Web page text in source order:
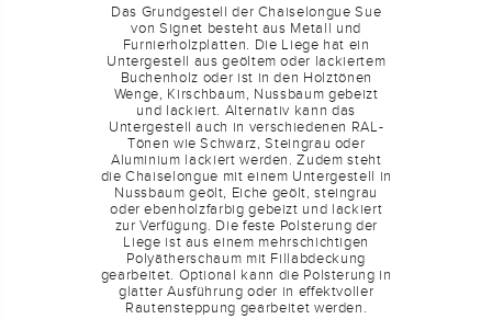
Das Grundgestell der Chaiselongue Sue
von Signet besteht aus Metall und
Furnierholzplatten. Die Liege hat ein
Untergestell aus geöltem oder lackiertem
Buchenholz oder ist in den Holztönen
Wenge, Kirschbaum, Nussbaum gebeizt
und lackiert. Alternativ kann das
Untergestell auch in verschiedenen RAL-
Tönen wie Schwarz, Steingrau oder
Aluminium lackiert werden. Zudem steht
die Chaiselongue mit einem Untergestell in
Nussbaum geölt, Eiche geölt, steingrau
oder ebenholzfarbig gebeizt und lackiert
zur Verfügung. Die feste Polsterung der
Liege ist aus einem mehrschichtigen
Polyätherschaum mit Fillabdeckung
gearbeitet. Optional kann die Polsterung in
glatter Ausführung oder in effektvoller
Rautensteppung gearbeitet werden.